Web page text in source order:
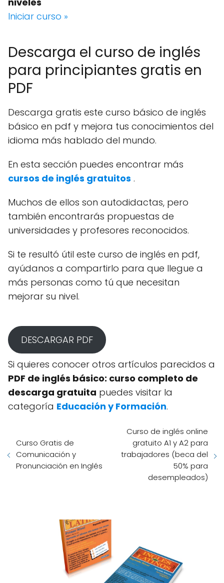
Iniciar curso »
Descarga el curso de inglés
para principiantes gratis en
PDF
Descarga gratis este curso básico de inglés
básico en pdf y mejora tus conocimientos del
idioma más hablado del mundo.
En esta sección puedes encontrar más
cursos de inglés gratuitos .
Muchos de ellos son autodidactas, pero
también encontrarás propuestas de
universidades y profesores reconocidos.
Si te resultó útil este curso de inglés en pdf,
ayúdanos a compartirlo para que llegue a
más personas como tú que necesitan
mejorar su nivel.
DESCARGAR PDF
Si quieres conocer otros artículos parecidos a
PDF de inglés básico: curso completo de
descarga gratuita puedes visitar la
categoría Educación y Formación.
Curso Gratis de
Comunicación y
Pronunciación en Inglés
Curso de inglés online
gratuito A1 y A2 para
trabajadores (beca del
50% para
desempleados)